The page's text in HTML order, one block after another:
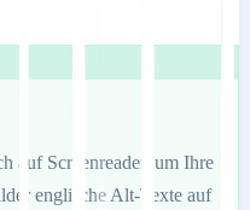
auf Screenreader, um Ihre
englische Alt-Texte auf